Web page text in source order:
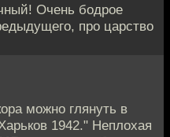
Очень бодрое
про царство
можно глянуть в
1942." Неплохая